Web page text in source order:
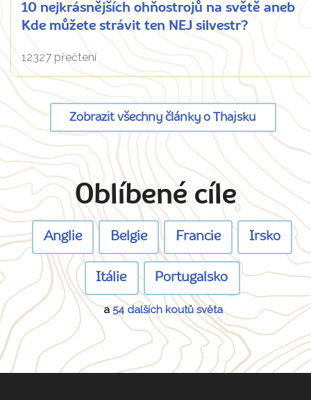
10 nejkrásnějších ohňostrojů na světě aneb
Kde můžete strávit ten NEJ silvestr?
12327 přečtení
Zobrazit všechny články o Thajsku
Oblíbené cíle
Anglie Belgie Francie Irsko
Itálie Portugalsko
a54 dalších koutů světa